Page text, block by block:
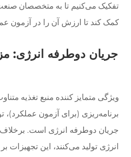
تفکیک می‌کنیم تا به متخصصان
کمک کند تا ارزش آن را در آزمون
جریان دوطرفه انرژی:
ویژگی متمایز کننده منبع تغذیه
برنامه‌ریزی (برای آزمون عملکرد)،
جریان دوطرفه انرژی است. برخلاف
انرژی تولید می‌کنند، این تجهیزات